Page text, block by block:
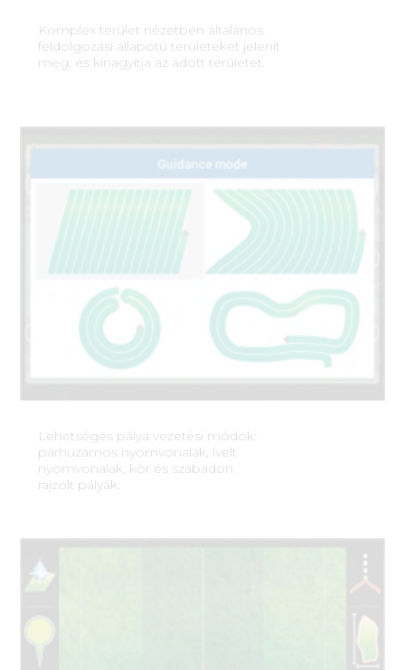
Komplex terület nézetben általános
feldolgozási állapotú területeket jelenít
meg, és kinagyítja az adott területet.
Lehetséges pálya vezetési módok:
párhuzamos nyomvonalak, ívelt
nyomvonalak, kör és szabadon
rajzolt pályák.